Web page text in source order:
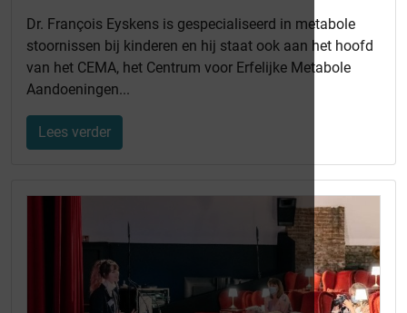
Dr. François Eyskens is gespecialiseerd in metabole
stoornissen bij kinderen en hij staat ook aan het hoofd
van het CEMA, het Centrum voor Erfelijke Metabole
Aandoeningen...
Lees verder